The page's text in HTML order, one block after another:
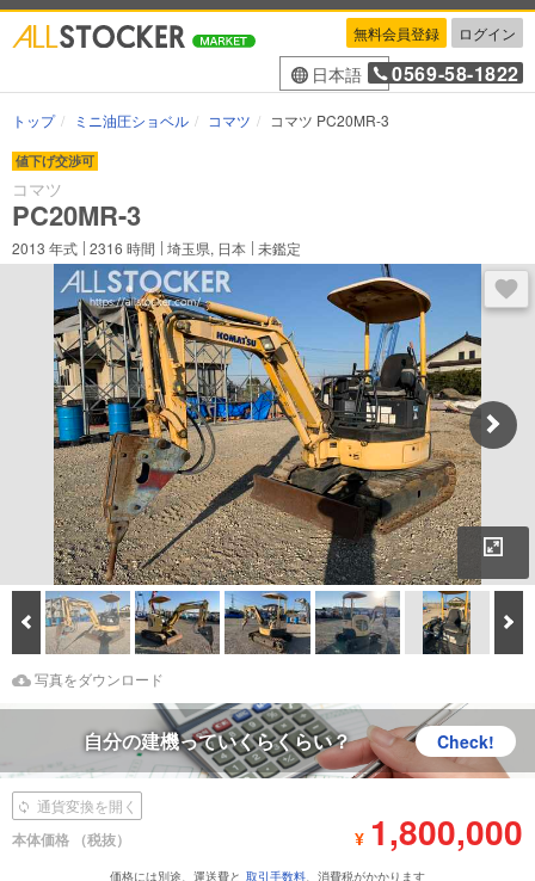
無料会員登録 ログイン
日本語 0569-58-1822
トップ ミニ油圧ショベル コマツ コマツ PC20MR-3
値下げ交渉可
コマツ
PC20MR-3
2013 年式 2316 時間 埼玉県, 日本 未鑑定
ロ
Prev 次
Download Images
写真をダウンロード
自分の建機っていくらくらい？ Check!
本体価格 （税抜） ¥ 1,800,000
通貨変換を開く
価格には別途、運送費と 取引手数料、消費税がかかります